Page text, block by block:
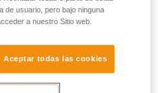
ATEX:
de usuario, pero bajo ninguna
a nuestro Sitio web.
Aceptar todas las cookies